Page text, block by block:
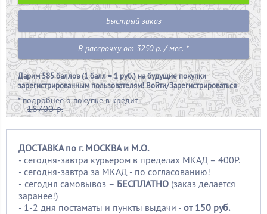
18700 р.
Быстрый заказ
В рассрочку от 3250 р. / мес. *
Дарим585 баллов (1 балл = 1 руб.)на будущие покупки
зарегистрированным пользователям!Войти/Зарегистрироваться
*подробнее о покупке в кредит
ДОСТАВКА по г. МОСКВА и М.О.
- сегодня-завтра курьером в пределах МКАД – 400Р.
- сегодня-завтра за МКАД - по согласованию!
- сегодня самовывоз – БЕСПЛАТНО (заказ делается
заранее!)
- 1-2 дня постаматы и пункты выдачи - от 150 руб.